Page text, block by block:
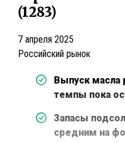
(1283)
7 апреля 2025
Российский рынок
Выпуск масла
темпы пока
Запасы
средним на